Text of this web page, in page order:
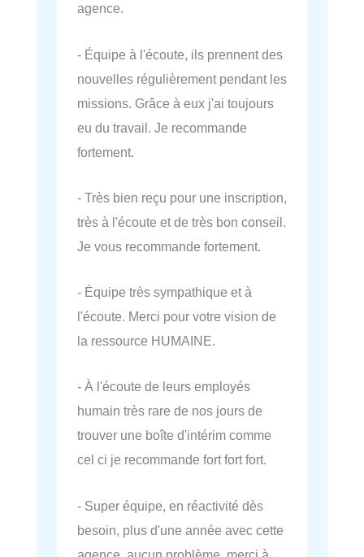
agence.
- Équipe à l'écoute, ils prennent des
nouvelles régulièrement pendant les
missions. Grâce à eux j'ai toujours
eu du travail. Je recommande
fortement.
- Très bien reçu pour une inscription,
très à l'écoute et de très bon conseil.
Je vous recommande fortement.
- Équipe très sympathique et à
l'écoute. Merci pour votre vision de
la ressource HUMAINE.
- À l'écoute de leurs employés
humain très rare de nos jours de
trouver une boîte d'intérim comme
cel ci je recommande fort fort fort.
- Super équipe, en réactivité dès
besoin, plus d'une année avec cette